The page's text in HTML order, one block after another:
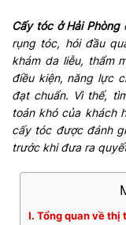
Cấy tóc ở Hải Phòng
rụng tóc, hói đầu
khám da liễu, thẩm
điều kiện, năng lực
đạt chuẩn. Vì thế,
toán khó của khách
cấy tóc được đánh
trước khi đưa ra
I. Tổng quan về thị